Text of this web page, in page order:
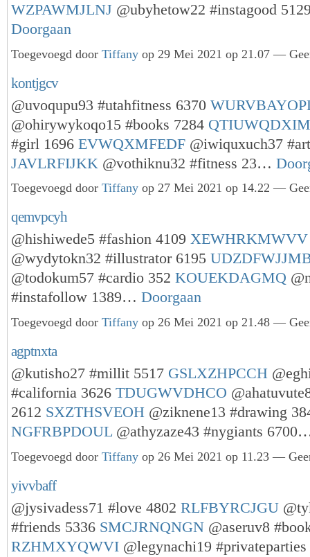
WZPAWMJLNJ @ubyhetow22 #instagood
Doorgaan
Toegevoegd door Tiffany op 29 Mei 2021 op 21.07 —
kontjgcv
@uvoqupu93 #utahfitness 6370
@ohirywykoqo15 #books 7284 QTIUWQDXIM
#girl 1696 EVWQXMFEDF @iwiquxuch37
JAVLRFIJKK @vothiknu32 #fitness 23…
Toegevoegd door Tiffany op 27 Mei 2021 op 14.22 —
qemvpcyh
@hishiwede5 #fashion 4109 XEWHRKMWVV
@wydytokn32 #illustrator 6195
@todokum57 #cardio 352 KOUEKDAGMQ
#instafollow 1389… Doorgaan
Toegevoegd door Tiffany op 26 Mei 2021 op 21.48 —
agptnxta
@kutisho27 #millit 5517 GSLXZHPCCH
#california 3626 TDUGWVDHCO
2612 SXZTHSVEOH @ziknene13 #drawing
NGFRBPDOUL @athyzaze43 #nygiants
Toegevoegd door Tiffany op 26 Mei 2021 op 11.23 —
yivvbaff
@jysivadess71 #love 4802 RLFBYRCJGU
#friends 5336 SMCJRNQNGN @aseruv8
RZHMXYQWVI @legynachi19